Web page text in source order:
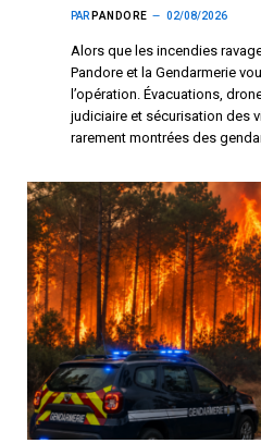
PAR PANDORE 02/08/2026
Alors que les incendies
Pandore et la Gendarmerie
l’opération. Évacuations,
judiciaire et sécurisation des
rarement montrées des